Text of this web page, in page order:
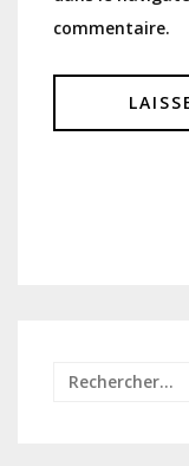
commentaire.
Rechercher :